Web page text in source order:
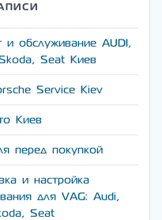
обслуживание AUDI,
Seat Киев
Service Kiev
Киев
перед покупкой
и настройка
для VAG: Audi,
Seat